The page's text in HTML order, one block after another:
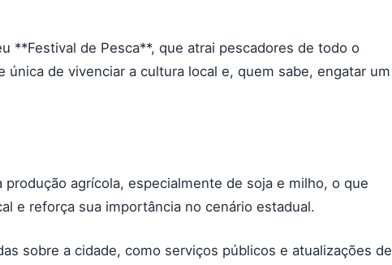
**Festival de Pesca**, que atrai pescadores de todo o
única de vivenciar a cultura local e, quem sabe, engatar um
produção agrícola, especialmente de soja e milho, o que
e reforça sua importância no cenário estadual.
sobre a cidade, como serviços públicos e atualizações de